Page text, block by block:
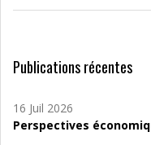
Publications récentes
16 Juil 2026
Perspectives